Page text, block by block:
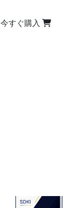
今すぐ購入